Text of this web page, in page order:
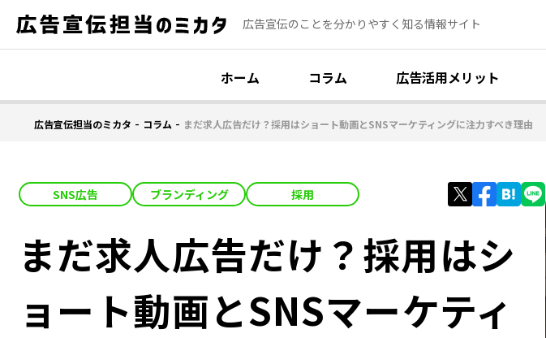
広告宣伝のことを分かりやすく知る情報サイト
ホーム コラム 広告活用メリット
広告宣伝担当のミカタ - コラム- まだ求人広告だけ？採用はショート動画とSNSマーケティングに注力すべき理由
SNS広告 ブランディング 採用
まだ求人広告だけ？採用はシ
ョート動画とSNSマーケティ